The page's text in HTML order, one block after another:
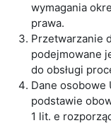
wymagania
prawa.
Przetwarzanie
podejmowane
do obsługi
Dane osobowe
podstawie
1 lit. e